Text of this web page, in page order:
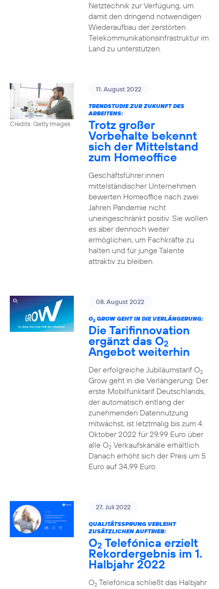
Netztechnik zur Verfügung, um
damit den dringend notwendigen
Wiederaufbau der zerstörten
Telekommunikationsinfrastruktur im
Land zu unterstützen.
Credits: Getty Images
11. August 2022
TRENDSTUDIE ZUR ZUKUNFT DES
ARBEITENS:
Trotz großer
Vorbehalte bekennt
sich der Mittelstand
zum Homeoffice
Geschäftsführer:innen
mittelständischer Unternehmen
bewerten Homeoffice nach zwei
Jahren Pandemie nicht
uneingeschränkt positiv. Sie wollen
es aber dennoch weiter
ermöglichen, um Fachkräfte zu
halten und für junge Talente
attraktiv zu bleiben.
08. August 2022
O2GROW GEHT IN DIE VERLÄNGERUNG:
Die Tarifinnovation
ergänzt das O2
Angebot weiterhin
Der erfolgreiche Jubiläumstarif O2
Grow geht in die Verlängerung: Der
erste Mobilfunktarif Deutschlands,
der automatisch entlang der
zunehmenden Datennutzung
mitwächst, ist letztmalig bis zum 4.
Oktober 2022 für 29,99 Euro über
alle O2Verkaufskanäle erhältlich.
Danach erhöht sich der Preis um 5
Euro auf 34,99 Euro.
27. Juli 2022
QUALITÄTSSPRUNG VERLEIHT
ZUSÄTZLICHEN AUFTRIEB:
O2 Telefónica erzielt
Rekordergebnis im 1.
Halbjahr 2022
O2Telefónica schließt das Halbjahr